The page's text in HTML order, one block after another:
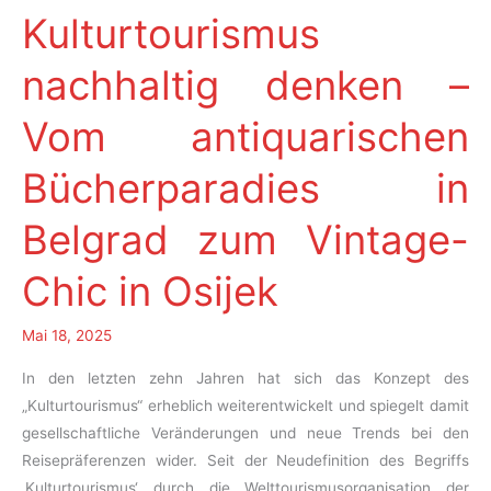
Kulturtourismus
nachhaltig denken –
Vom antiquarischen
Bücherparadies in
Belgrad zum Vintage-
Chic in Osijek
Mai 18, 2025
In den letzten zehn Jahren hat sich das Konzept des
„Kulturtourismus“ erheblich weiterentwickelt und spiegelt damit
gesellschaftliche Veränderungen und neue Trends bei den
Reisepräferenzen wider. Seit der Neudefinition des Begriffs
‚Kulturtourismus‘ durch die Welttourismusorganisation der